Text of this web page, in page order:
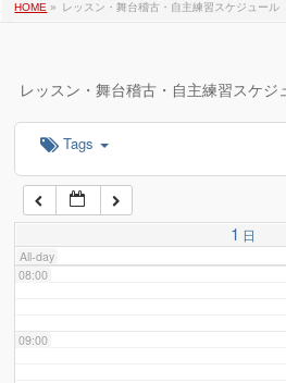
HOME » レッスン・舞台稽古・自主練習スケジュール
レッスン・舞台稽古・自主練習スケジ
Tags
1 日
All-day
04:00
06:00
07:00
08:00
09:00